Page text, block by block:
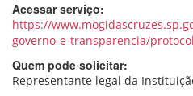
Acessar serviço:
https://
governo-e-transparencia/
Quem pode solicitar:
Representante legal da